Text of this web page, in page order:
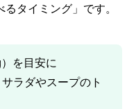
タイミング」です。
を目安に
ラダやスープのト